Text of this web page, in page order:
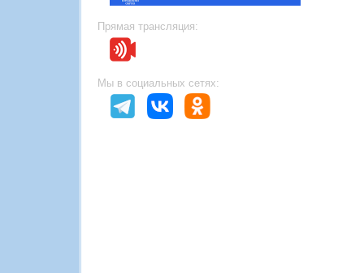
Прямая трансляция:
Мы в социальных сетях: